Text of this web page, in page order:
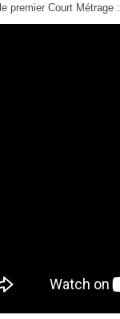
premier Court Métrage :